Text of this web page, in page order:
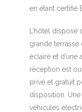
en étant certifié
L’hôtel dispose
grande
éclairé et d’une
réception est
privé et gratuit
disposition.
véhicules